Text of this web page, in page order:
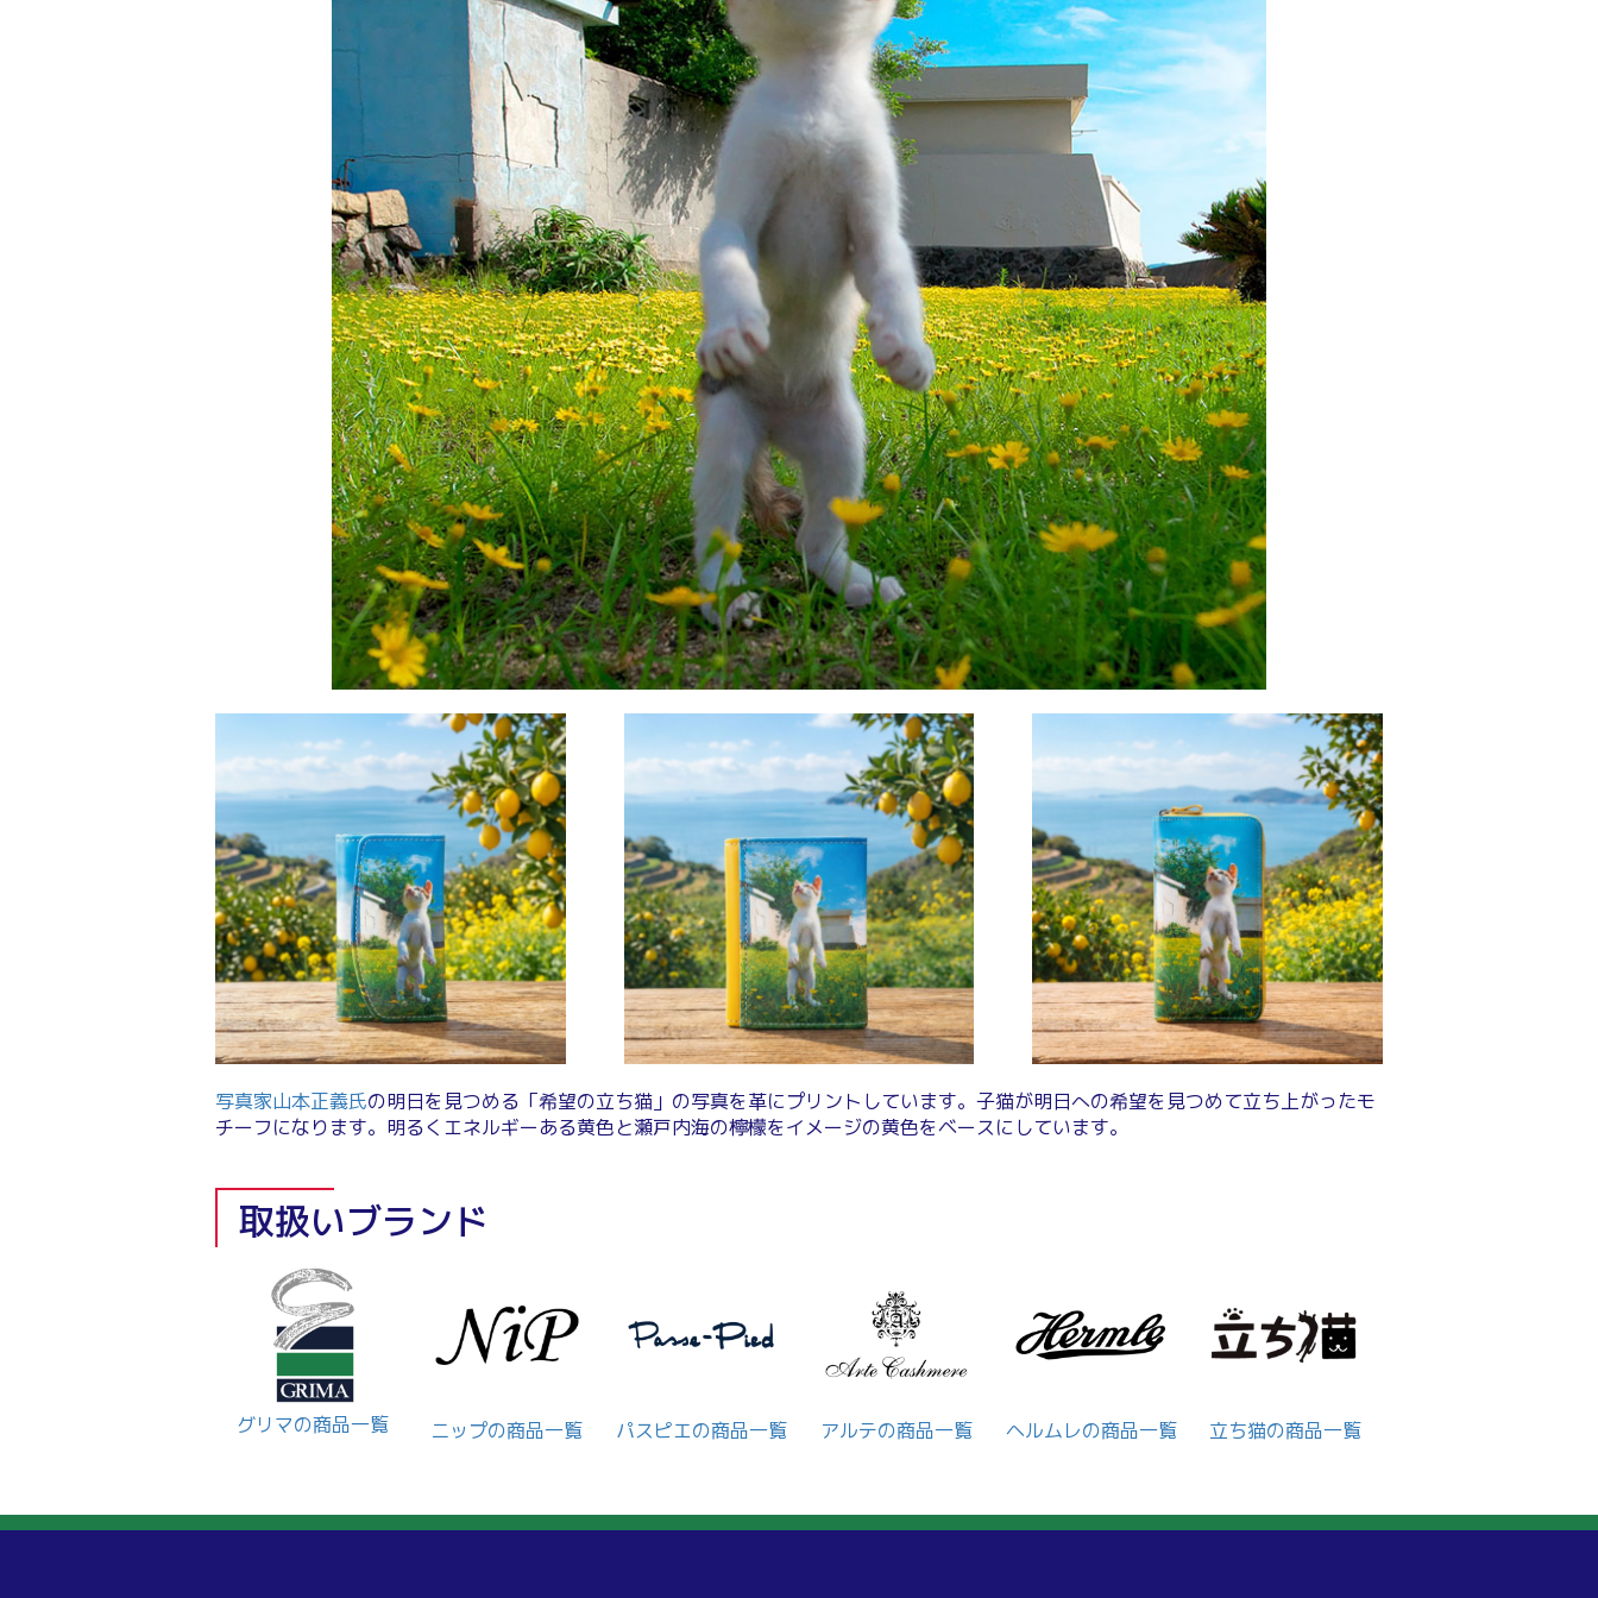
写真家山本正義氏の明日を見つめる「希望の立ち猫」の写真を革にプリントしています。子猫が明日への希望を見つめて立ち上がったモ
チーフになります。明るくエネルギーある黄色と瀬戸内海の檸檬をイメージの黄色をベースにしています。
取扱いブランド
グリマの商品一覧 ニップの商品一覧 パスピエの商品一覧 アルテの商品一覧 ヘルムレの商品一覧 立ち猫の商品一覧